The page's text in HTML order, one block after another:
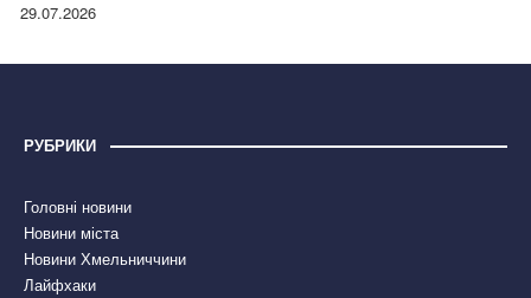
29.07.2026
РУБРИКИ
Головні новини
Новини міста
Новини Хмельниччини
Лайфхаки